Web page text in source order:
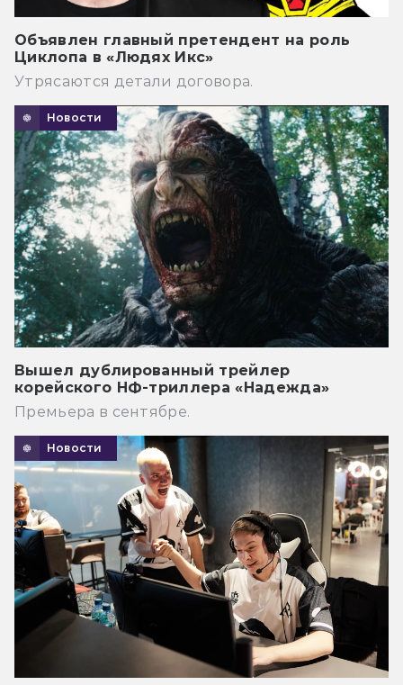
Объявлен главный претендент на роль
Циклопа в «Людях Икс»
Утрясаются детали договора.
Новости
Вышел дублированный трейлер
корейского НФ-триллера «Надежда»
Премьера в сентябре.
Новости